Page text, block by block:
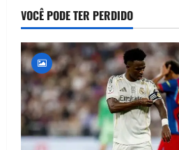
VOCÊ PODE TER PERDIDO